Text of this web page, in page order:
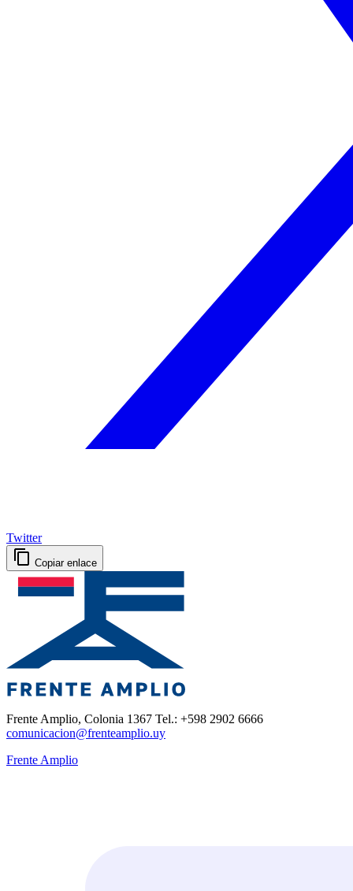
Twitter
Copiar enlace
Frente Amplio, Colonia 1367 Tel.: +598 2902 6666
comunicacion@frenteamplio.uy
Frente Amplio